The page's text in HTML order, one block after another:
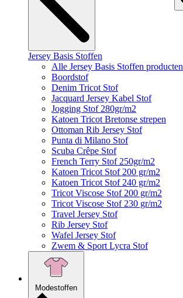
Jersey Basis Stoffen
Alle Jersey Basis Stoffen producten
Boordstof
Denim Tricot Stof
Jacquard Jersey Kabel Stof
Jogging Stof 280gr/m2
Katoen Tricot Bretonse strepen
Ottoman Rib Jersey Stof
Punta di Milano Stof
Scuba Crêpe Stof
French Terry Stof 250gr/m2
Katoen Tricot Stof 200 gr/m2
Katoen Tricot Stof 240 gr/m2
Tricot Viscose Stof 200 gr/m2
Tricot Viscose Stof 230 gr/m2
Travel Jersey Stof
Rib Jersey Stof
Wafel Jersey Stof
Zwem & Sport Lycra Stof
Modestoffen